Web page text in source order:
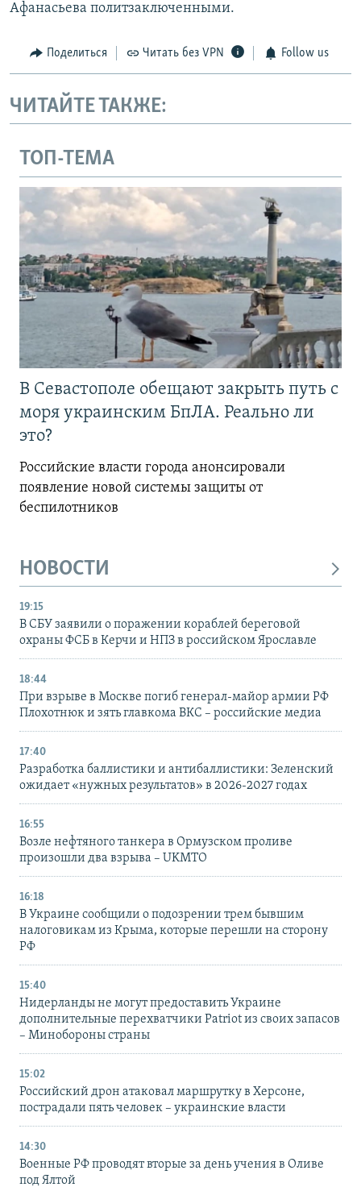
Афанасьева политзаключенными.
Поделиться Читать без VPN Follow us
ЧИТАЙТЕ ТАКЖЕ:
ТОП-ТЕМА
В Севастополе обещают закрыть путь с
моря украинским БпЛА. Реально ли
это?
Российские власти города анонсировали
появление новой системы защиты от
беспилотников
НОВОСТИ
19:15
В СБУ заявили о поражении кораблей береговой
охраны ФСБ в Керчи и НПЗ в российском Ярославле
18:44
При взрыве в Москве погиб генерал-майор армии РФ
Плохотнюк и зять главкома ВКС – российские медиа
17:40
Разработка баллистики и антибаллистики: Зеленский
ожидает «нужных результатов» в 2026-2027 годах
16:55
Возле нефтяного танкера в Ормузском проливе
произошли два взрыва – UKMTO
16:18
В Украине сообщили о подозрении трем бывшим
налоговикам из Крыма, которые перешли на сторону
РФ
15:40
Нидерланды не могут предоставить Украине
дополнительные перехватчики Patriot из своих запасов
– Минобороны страны
15:02
Российский дрон атаковал маршрутку в Херсоне,
пострадали пять человек – украинские власти
14:30
Военные РФ проводят вторые за день учения в Оливе
под Ялтой